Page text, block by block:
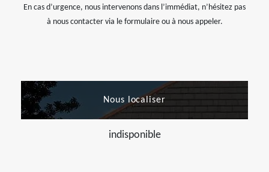
En cas d’urgence, nous intervenons dans l’immédiat, n’hésitez pas
à nous contacter via le formulaire ou à nous appeler.
Nous localiser
indisponible